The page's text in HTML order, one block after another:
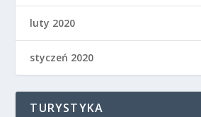
luty 2020
styczeń 2020
TURYSTYKA